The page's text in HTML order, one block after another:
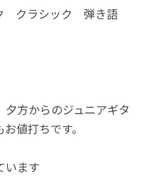
クラシック 弾き語
方からのジュニアギタ
値打ちです。
います